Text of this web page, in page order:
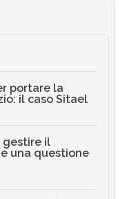
portare la
il caso Sitael
gestire il
una questione